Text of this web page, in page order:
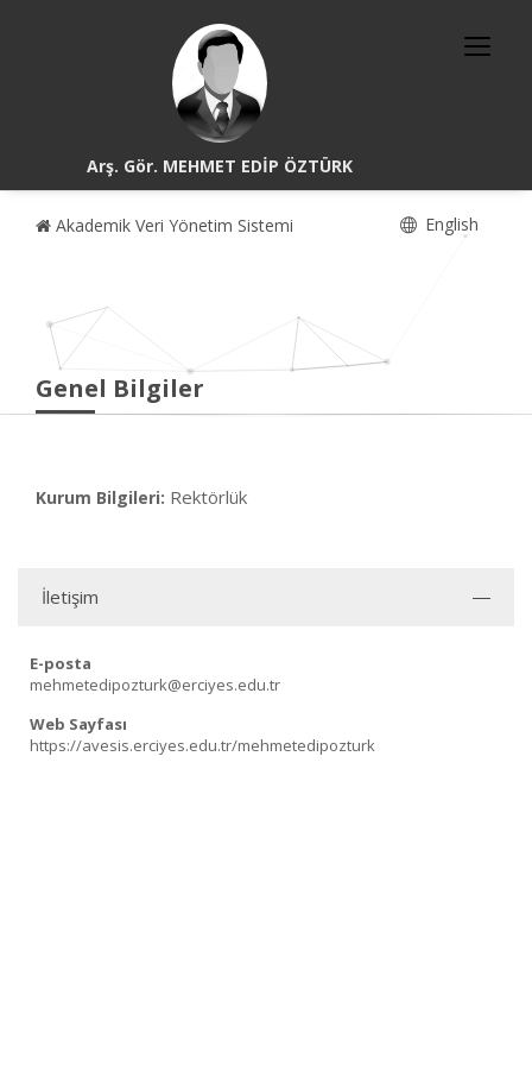
Arş. Gör. MEHMET EDİP ÖZTÜRK
Akademik Veri Yönetim Sistemi English
Genel Bilgiler
Kurum Bilgileri: Rektörlük
İletişim
E-posta
mehmetedipozturk@erciyes.edu.tr
Web Sayfası
https://avesis.erciyes.edu.tr/mehmetedipozturk